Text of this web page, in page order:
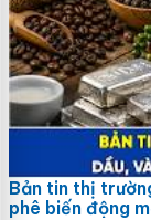
Bản tin thị
phê biến động